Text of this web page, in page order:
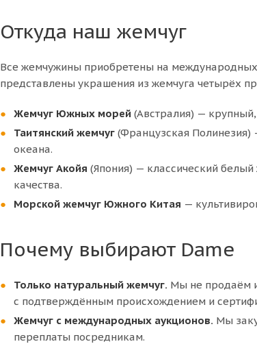
Откуда наш жемчуг
Все жемчужины приобретены на международных
представлены украшения из жемчуга четырёх
Жемчуг Южных морей (Австралия) —
Таитянский жемчуг (Французская
океана.
Жемчуг Акойя (Япония) — классический
качества.
Морской жемчуг Южного Китая —
Почему выбирают Dame
Только натуральный жемчуг. Мы не продаём
с подтверждённым происхождением и
Жемчуг с международных аукционов. Мы
переплаты посредникам.